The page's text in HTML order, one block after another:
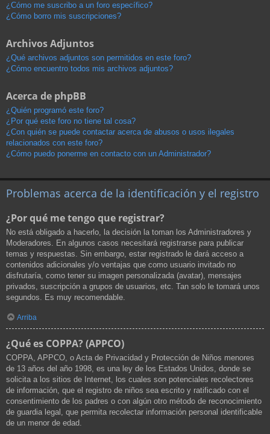
¿Cómo me suscribo a un foro específico?
¿Cómo borro mis suscripciones?
Archivos Adjuntos
¿Qué archivos adjuntos son permitidos en este foro?
¿Cómo encuentro todos mis archivos adjuntos?
Acerca de phpBB
¿Quién programó este foro?
¿Por qué este foro no tiene tal cosa?
¿Con quién se puede contactar acerca de abusos o usos ilegales
relacionados con este foro?
¿Cómo puedo ponerme en contacto con un Administrador?
Problemas acerca de la identificación y el registro
¿Por qué me tengo que registrar?
No está obligado a hacerlo, la decisión la toman los Administradores y
Moderadores. En algunos casos necesitará registrarse para publicar
temas y respuestas. Sin embargo, estar registrado le dará acceso a
contenidos adicionales y/o ventajas que como usuario invitado no
disfrutaría, como tener su imagen personalizada (avatar), mensajes
privados, suscripción a grupos de usuarios, etc. Tan solo le tomará unos
segundos. Es muy recomendable.
Arriba
¿Qué es COPPA? (APPCO)
COPPA, APPCO, o Acta de Privacidad y Protección de Niños menores
de 13 años del año 1998, es una ley de los Estados Unidos, donde se
solicita a los sitios de Internet, los cuales son potenciales recolectores
de información, que el registro de niños sea escrito y ratificado con el
consentimiento de los padres o con algún otro método de reconocimiento
de guardia legal, que permita recolectar información personal identificable
de un menor de edad.